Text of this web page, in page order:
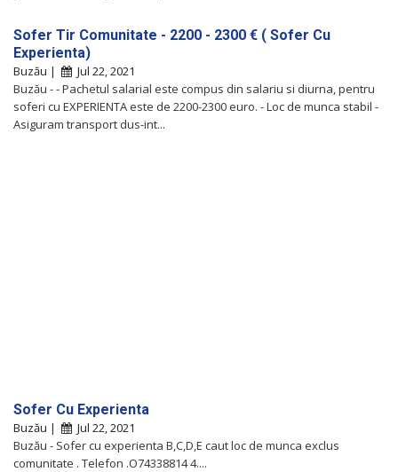
Sofer Tir Comunitate - 2200 - 2300 € ( Sofer Cu
Experienta)
Buzău |
Jul 22, 2021
Buzău - - Pachetul salarial este compus din salariu si diurna, pentru
soferi cu EXPERIENTA este de 2200-2300 euro. - Loc de munca stabil -
Asiguram transport dus-int...
Sofer Cu Experienta
Buzău |
Jul 22, 2021
Buzău - Sofer cu experienta B,C,D,E caut loc de munca exclus
comunitate . Telefon .O74338814 4....